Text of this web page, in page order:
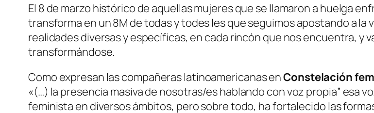
El 8 de marzo histórico de aquellas mujeres que se llamaron a huelga
transforma en un 8M de todas y todes les que seguimos apostando a la
realidades diversas y específicas, en cada rincón que nos encuentra, y
transformándose.
Como expresan las compañeras latinoamericanas enConstelación
«(…) la presencia masiva de nosotras/es hablando con voz propia” esa
feminista en diversos ámbitos, pero sobre todo, ha fortalecido las